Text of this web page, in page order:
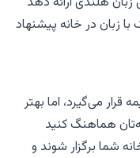
زبان در خانه پیشنهاد
قرار می‌گیرد، اما بهتر
هماهنگ کنید
شما برگزار شوند و